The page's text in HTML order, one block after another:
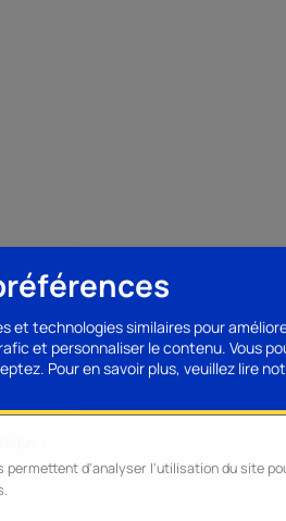
et technologies similaires pour
et personnaliser le contenu. Vous
Pour en savoir plus, veuillez lire
permettent d'analyser l'utilisation du site